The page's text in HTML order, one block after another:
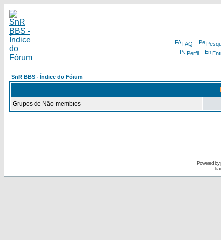
FAQ
Perfil
SnR BBS - Índice do Fórum
Grupos de Não-membros
Powered by